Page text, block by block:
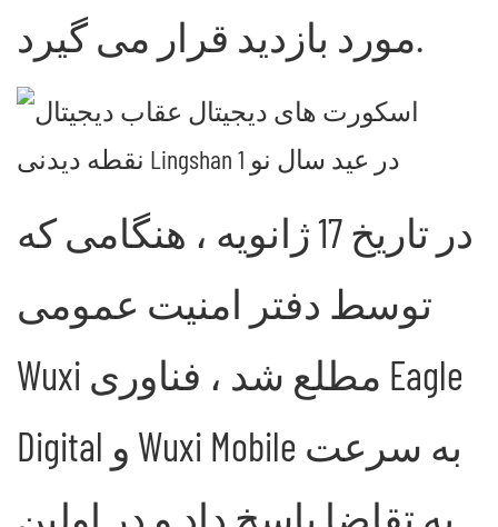
مورد بازدید قرار می گیرد.
در تاریخ 17 ژانویه ، هنگامی که
توسط دفتر امنیت عمومی
Wuxi مطلع شد ، فناوری Eagle
Digital و Wuxi Mobile به سرعت
به تقاضا پاسخ داد و در اولین